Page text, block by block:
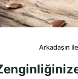
Arkadaşın